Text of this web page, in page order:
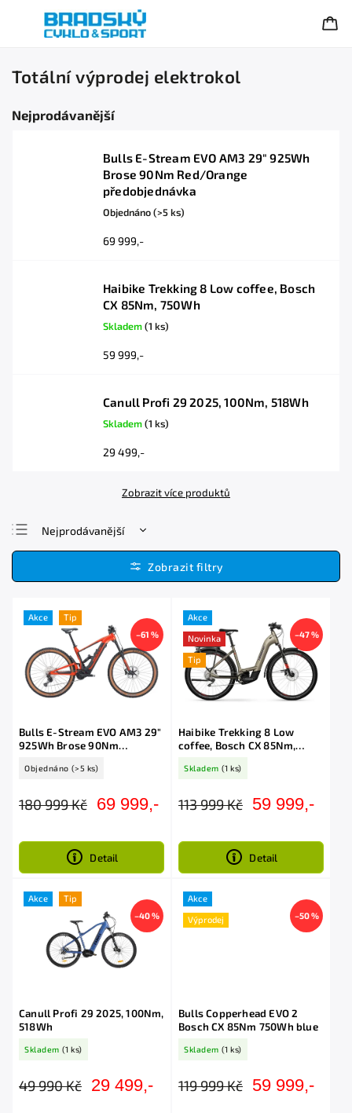
Totální výprodej elektrokol
Nejprodávanější
Bulls E-Stream EVO AM3 29" 925Wh
Brose 90Nm Red/Orange
předobjednávka
Objednáno(>5 ks)
69 999,-
Haibike Trekking 8 Low coffee, Bosch
CX 85Nm, 750Wh
Skladem(1 ks)
59 999,-
Canull Profi 29 2025, 100Nm, 518Wh
Skladem(1 ks)
29 499,-
Zobrazit více produktů
Nejprodávanější
Nejlevnější
Nejdražší
Akce
Tip
–61 %
Bulls E-Stream EVO AM3 29"
925Wh Brose 90Nm
Objednáno (>5 ks)
180 999 Kč 69 999,-
Detail
Akce
Novinka
Tip
–47 %
Haibike Trekking 8 Low
coffee, Bosch CX 85Nm,
Skladem (1 ks)
113 999 Kč 59 999,-
Detail
Akce
Tip
–40 %
Canull Profi 29 2025, 100Nm,
518Wh
Skladem (1 ks)
49 990 Kč 29 499,-
Akce
Výprodej –50 %
Bulls Copperhead EVO 2
Bosch CX 85Nm 750Wh blue
Skladem (1 ks)
119 999 Kč 59 999,-